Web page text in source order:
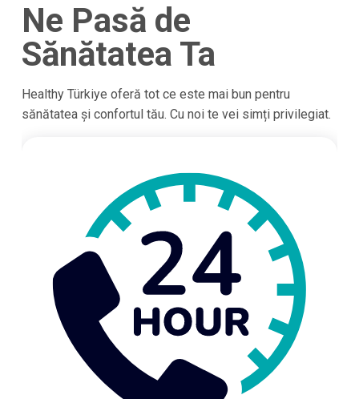
Ne Pasă de
Sănătatea Ta
Healthy Türkiye oferă tot ce este mai bun pentru
sănătatea și confortul tău. Cu noi te vei simți privilegiat.